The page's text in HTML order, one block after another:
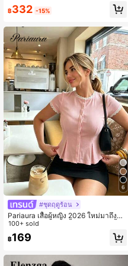
฿332 -15%
6
#ชุดฤดูร้อน
Pariaura เสื้อผู้หญิง 2026 ใหม่มาถึงสีข
าวถักลายลูกไม้แขนสั้นกระดุมหน้าเสื้อเ
พพลัม - เสื้อเบลาส์ฤดูร้อนที่ยืดหยุ่นสูงเ
ข้ารูปพอดีตัวสำหรับใส่ในชีวิตประจำวั
100+ sold
฿169